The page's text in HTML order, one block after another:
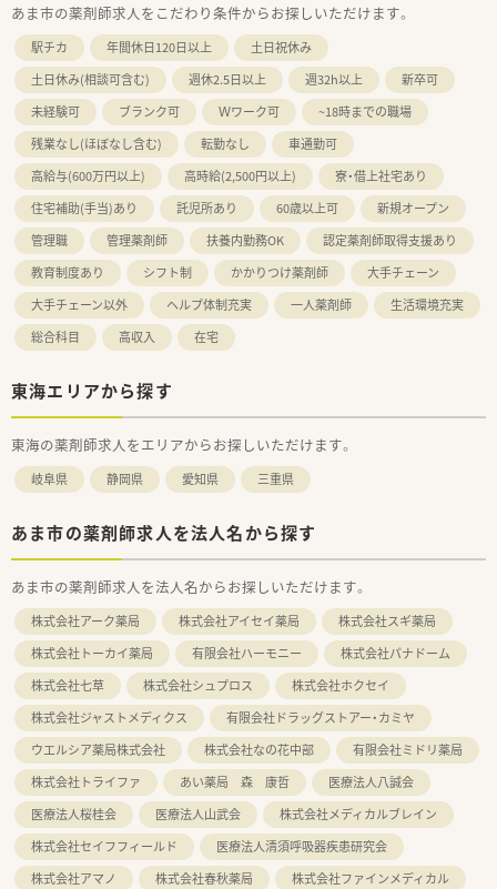
あま市の薬剤師求人をこだわり条件からお探しいただけます。
駅チカ 年間休日120日以上
土日祝休み
土日休み(相談可含む)
週休2.5日以上 週32h以上
新卒可
未経験可
ブランク可 Ｗワーク可
~18時までの職場
残業なし(ほぼなし含む)
転勤なし
車通勤可
高給与(600万円以上)
高時給(2,500円以上)
寮・借上社宅あり
住宅補助(手当)あり
託児所あり 60歳以上可
新規オープン
管理職
管理薬剤師 扶養内勤務OK
認定薬剤師取得支援あり
教育制度あり
シフト制 かかりつけ薬剤師
大手チェーン
大手チェーン以外
ヘルプ体制充実 一人薬剤師
生活環境充実
総合科目
高収入 在宅
東海エリアから探す
東海の薬剤師求人をエリアからお探しいただけます。
岐阜県 静岡県 愛知県 三重県
あま市の薬剤師求人を法人名から探す
あま市の薬剤師求人を法人名からお探しいただけます。
株式会社アーク薬局 株式会社アイセイ薬局
株式会社スギ薬局
株式会社トーカイ薬局
有限会社ハーモニー
株式会社パナドーム
株式会社七草
株式会社シュプロス
株式会社ホクセイ
株式会社ジャストメディクス
有限会社ドラッグストアー・カミヤ
ウエルシア薬局株式会社
株式会社なの花中部
有限会社ミドリ薬局
株式会社トライファ
あい薬局 森 康哲
医療法人八誠会
医療法人桜桂会
医療法人山武会
株式会社メディカルブレイン
株式会社セイフフィールド
医療法人清須呼吸器疾患研究会
株式会社アマノ
株式会社春秋薬局
株式会社ファインメディカル